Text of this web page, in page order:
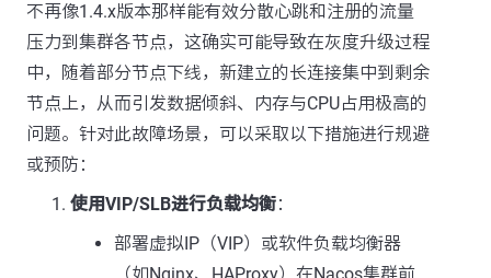
不再像1.4.x版本那样能有效分散心跳和注册的流量
压力到集群各节点，这确实可能导致在灰度升级过程
中，随着部分节点下线，新建立的长连接集中到剩余
节点上，从而引发数据倾斜、内存与CPU占用极高的
问题。针对此故障场景，可以采取以下措施进行规避
或预防：
使用VIP/SLB进行负载均衡：
部署虚拟IP（VIP）或软件负载均衡器